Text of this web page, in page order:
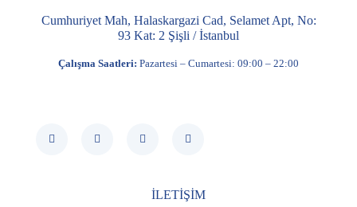
Cumhuriyet Mah, Halaskargazi Cad, Selamet Apt, No:
93 Kat: 2 Şişli / İstanbul
Çalışma Saatleri: Pazartesi – Cumartesi: 09:00 – 22:00
İLETİŞİM